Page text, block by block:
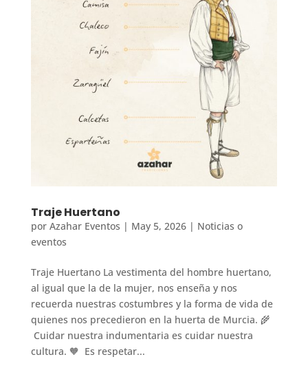
Traje Huertano
por Azahar Eventos | May 5, 2026| Noticias o
eventos
Traje Huertano La vestimenta del hombre huertano,
al igual que la de la mujer, nos enseña y nos
recuerda nuestras costumbres y la forma de vida de
quienes nos precedieron en la huerta de Murcia. 🌾
Cuidar nuestra indumentaria es cuidar nuestra
cultura. 🧡 Es respetar...